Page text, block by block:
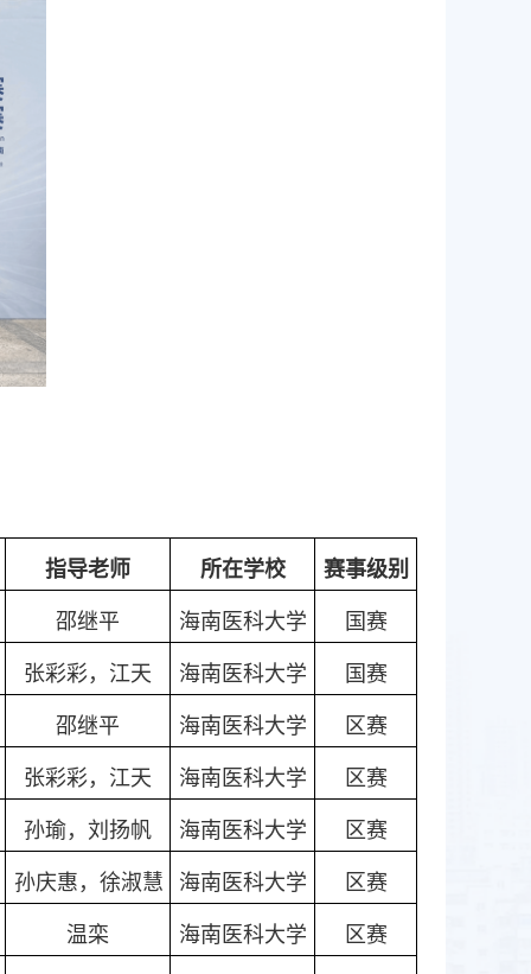
指导老师 所在学校 赛事级别
邵继平 海南医科大学 国赛
张彩彩，江天 海南医科大学 国赛
邵继平 海南医科大学 区赛
张彩彩，江天 海南医科大学 区赛
孙瑜，刘扬帆 海南医科大学 区赛
孙庆惠，徐淑慧 海南医科大学 区赛
温栾 海南医科大学 区赛